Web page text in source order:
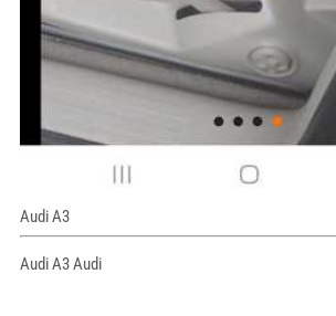
Audi A3
Audi A3 Audi